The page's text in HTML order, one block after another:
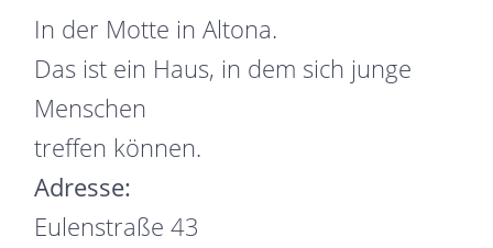
In der Motte in Altona.
Das ist ein Haus, in dem sich junge
Menschen
treffen können.
Adresse:
Eulenstraße 43